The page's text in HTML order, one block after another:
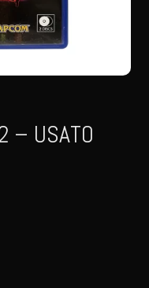
– USATO